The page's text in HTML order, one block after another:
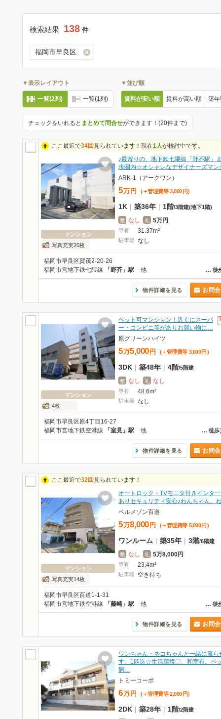
検索結果 138 件
福岡市早良区
▼表示レイアウト
一覧(2列) 一覧(1列)
▼並び順
賃料が安い順 賃料が高い順 築
チェックをいれると まとめて問合せができます！(20件まで)
ここ最近で34回 見られています！現在1人が検討中です。
マンション
写真充実20枚
♪最寄りの、地下鉄七隈線「野芥駅」
歩圏内☆オシャレなデザイナーズマ
ARK-1（アークワン）
5万 円 (＋管理費等 3,000 円)
1K | 築36年 | 1階/3階建(地下1階)
敷 なし 礼 5万円
専有 31.37m²
駐車場 なし
福岡市早良区賀茂2-20-26
… 徒
福岡市営地下鉄七隈線 「野芥」駅 他
物件詳細を見る お問
マンション
4枚
ペット可マンション！近くにスーパ
ー・コンビニ等がありお買い物に…
原グリーンハイツ
5万5,000 円 (＋管理費等 3,000 円 )
3DK | 築48年 | 4階/5階建
敷 なし 礼 なし
専有 48.6m²
駐車場 なし
福岡市早良区原4丁目16-27
… 徒歩
福岡市営地下鉄空港線 「室見」駅 他
物件詳細を見る お問
ここ最近で32回 見られています！
マンション
写真充実14枚
オートロック・TVモニタ付きインタ
ありセキュリティ安心♪わんちゃん、
ベルメゾン百道
5万8,000 円 (＋管理費等 5,000 円 )
ワンルーム | 築35年 | 3階/6階建
敷 なし 礼 5万8,000円
専有 23.4m²
駐車場 空き待ち
福岡市早良区百道1-1-31
… 徒
福岡市営地下鉄空港線 「藤崎」駅 他
物件詳細を見る お問
ワンちゃん・ネコちゃんと一緒に暮ら
す。1匹迄☆生活環境〇、和室有。ペ
飼…
トミーコーポ
6万 円 (＋管理費等 2,000 円)
2DK | 築28年 | 1階/2階建